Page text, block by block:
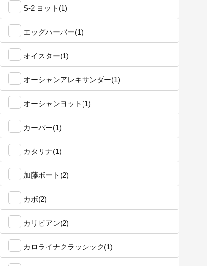
S-2 ヨット(1)
エッグハーバー(1)
オイスター(1)
オーシャンアレキサンダー(1)
オーシャンヨット(1)
カーバー(1)
カタリナ(1)
加藤ボート(2)
カボ(2)
カリビアン(2)
カロライナクラッシック(1)